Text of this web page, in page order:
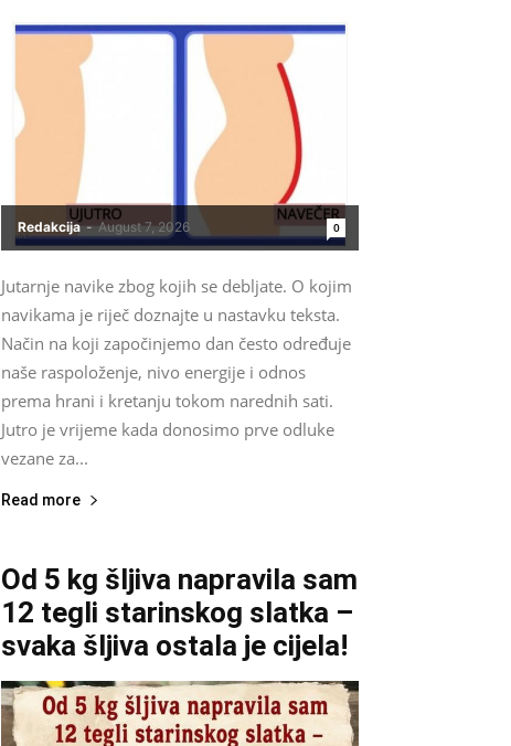
Redakcija - August 7, 2026 0
Jutarnje navike zbog kojih se debljate. O kojim
navikama je riječ doznajte u nastavku teksta.
Način na koji započinjemo dan često određuje
naše raspoloženje, nivo energije i odnos
prema hrani i kretanju tokom narednih sati.
Jutro je vrijeme kada donosimo prve odluke
vezane za...
Read more
Od 5 kg šljiva napravila sam
12 tegli starinskog slatka –
svaka šljiva ostala je cijela!